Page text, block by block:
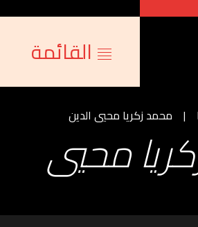
القائمة
محمد زكريا محيي الدين
محيي